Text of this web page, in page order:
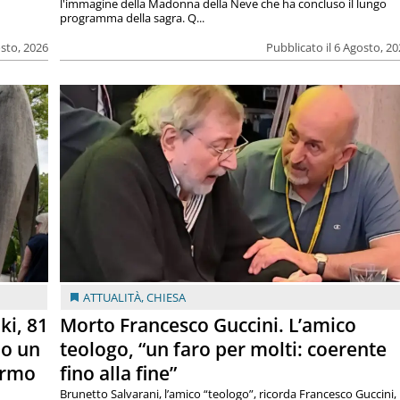
2026 Pubblicato il 6 Agosto,
l'immagine della Madonna della Neve che ha concluso il lungo
programma della sagra. Q...
81
un
ATTUALITÀ,CHIESA
Morto Francesco Guccini. L’amico
teologo, “un faro per molti: coerente
fino alla fine”
Brunetto Salvarani, l’amico “teologo”, ricorda Francesco Guccini,